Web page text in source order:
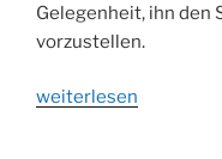
Gelegenheit, ihn den
vorzustellen.
„Neuer
weiterlesen